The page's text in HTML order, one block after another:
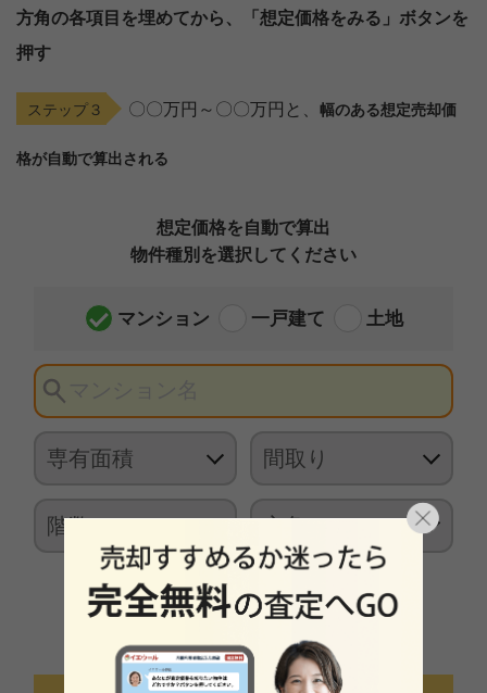
方角の各項目を埋めてから、「想定価格をみる」ボタンを
押す
ステップ３ 〇〇万円～〇〇万円と、 幅のある想定売却価
格が自動で算出 される